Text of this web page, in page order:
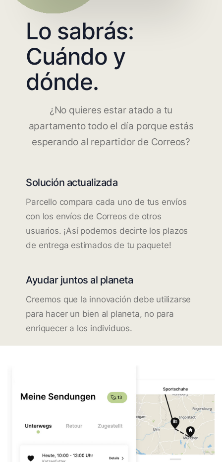
Lo sabrás:
Cuándo y
dónde.
¿No quieres estar atado a tu
apartamento todo el día porque estás
esperando al repartidor de Correos?
Solución actualizada
Parcello compara cada uno de tus envíos
con los envíos de Correos de otros
usuarios. ¡Así podemos decirte los plazos
de entrega estimados de tu paquete!
Ayudar juntos al planeta
Creemos que la innovación debe utilizarse
para hacer un bien al planeta, no para
enriquecer a los individuos.